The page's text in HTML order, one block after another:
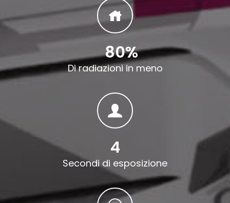
80%
Di radiazioni in meno
4
Secondi di esposizione